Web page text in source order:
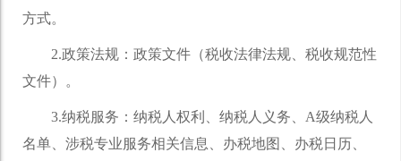
方式。
2.政策法规：政策文件（税收法律法规、税收规范性
文件）。
3.纳税服务：纳税人权利、纳税人义务、A级纳税人
名单、涉税专业服务相关信息、办税地图、办税日历、